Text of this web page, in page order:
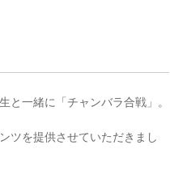
と一緒に「チャンバラ合戦」。
ツを提供させていただきまし